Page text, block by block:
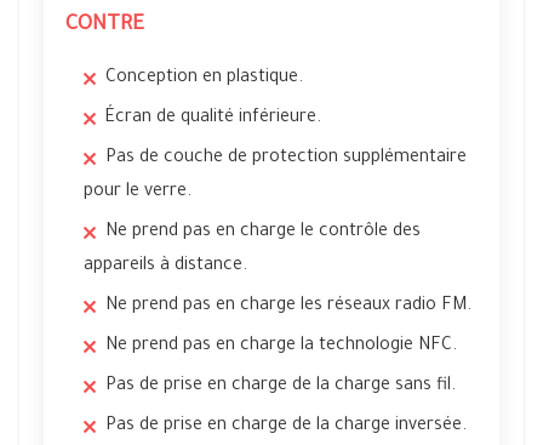
CONTRE
Conception en plastique.
Écran de qualité inférieure.
Pas de couche de protection supplémentaire
pour le verre.
Ne prend pas en charge le contrôle des
appareils à distance.
Ne prend pas en charge les réseaux radio FM.
Ne prend pas en charge la technologie NFC.
Pas de prise en charge de la charge sans fil.
Pas de prise en charge de la charge inversée.